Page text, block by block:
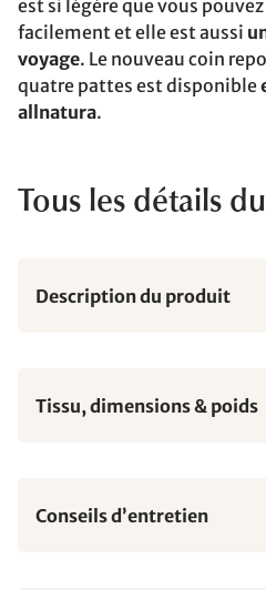
est si légère que vous
facilement et elle est aussi
voyage. Le nouveau coin
quatre pattes est disponible
allnatura.
Tous les détails
Description du produit
Tissu, dimensions & poids
Conseils d’entretien